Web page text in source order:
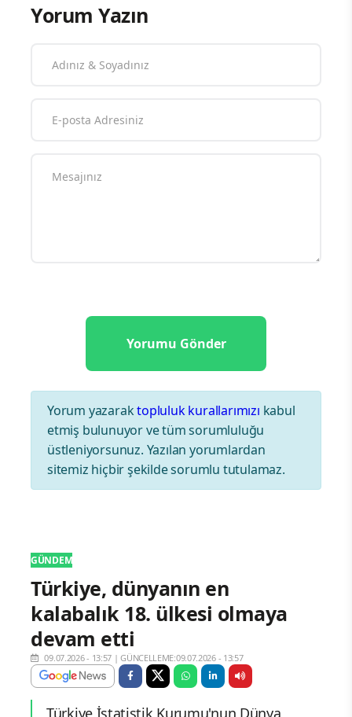
Yorum Yazın
Yorum yazaraktopluluk kurallarımızı kabul
etmiş bulunuyor ve tüm sorumluluğu
üstleniyorsunuz. Yazılan yorumlardan
sitemiz hiçbir şekilde sorumlu tutulamaz.
GÜNDEM
Türkiye, dünyanın en
kalabalık 18. ülkesi olmaya
devam etti
09.07.2026 - 13:57 |GÜNCELLEME:09.07.2026 - 13:57
Türkiye İstatistik Kurumu'nun Dünya